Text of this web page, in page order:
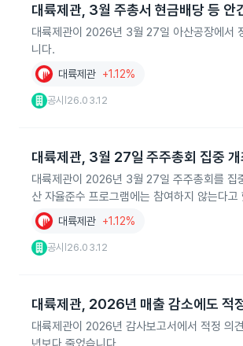
대륙제관, 3월 주총서 현금배당 등 안
대륙제관이 2026년 3월 27일 아산공장에서
니다.
대륙제관 +1.12%
공시 26.03.12
대륙제관, 3월 27일 주주총회 집중 개
대륙제관이 2026년 3월 27일 주주총회를 집
산 자율준수 프로그램에는 참여하지 않는다고
대륙제관 +1.12%
공시 26.03.12
대륙제관, 2026년 매출 감소에도 적
대륙제관이 2026년 감사보고서에서 적정